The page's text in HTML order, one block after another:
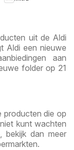
uit de Aldi
Aldi een nieuwe
aan
folder op 21
producten die op
kunt wachten
bekijk dan meer